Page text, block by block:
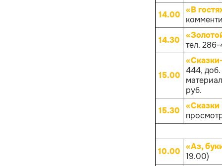
14.00 «В
14.30
тел.
15.00 444,
руб.
15.30
«Сказки
10.00 «Аз,
19.00)